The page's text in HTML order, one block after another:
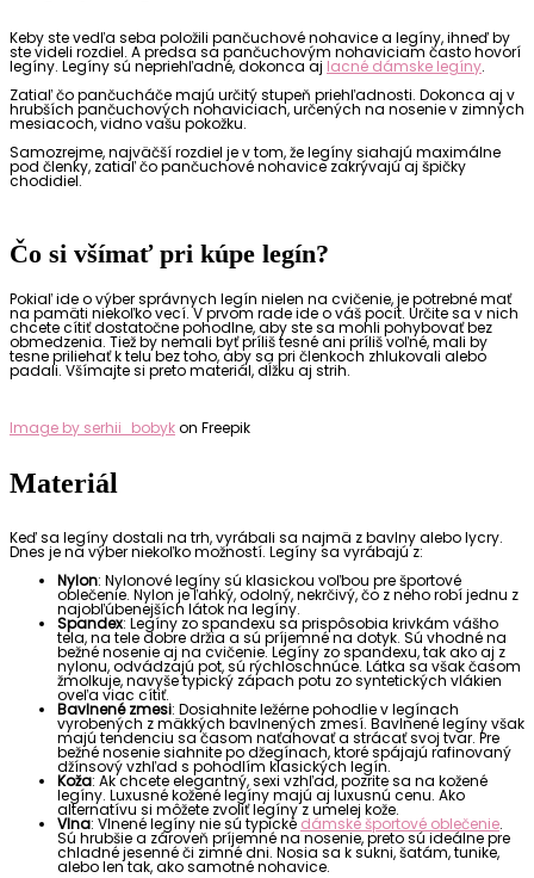
Keby ste vedľa seba položili pančuchové nohavice a legíny, ihneď by
ste videli rozdiel. A predsa sa pančuchovým nohaviciam často hovorí
legíny. Legíny sú nepriehľadné, dokonca aj lacné dámske legíny.
Zatiaľ čo pančucháče majú určitý stupeň priehľadnosti. Dokonca aj v
hrubších pančuchových nohaviciach, určených na nosenie v zimných
mesiacoch, vidno vašu pokožku.
Samozrejme, najväčší rozdiel je v tom, že legíny siahajú maximálne
pod členky, zatiaľ čo pančuchové nohavice zakrývajú aj špičky
chodidiel.
Čo si všímať pri kúpe legín?
Pokiaľ ide o výber správnych legín nielen na cvičenie, je potrebné mať
na pamäti niekoľko vecí. V prvom rade ide o váš pocit. Určite sa v nich
chcete cítiť dostatočne pohodlne, aby ste sa mohli pohybovať bez
obmedzenia. Tiež by nemali byť príliš tesné ani príliš voľné, mali by
tesne priliehať k telu bez toho, aby sa pri členkoch zhlukovali alebo
padali. Všímajte si preto materiál, dĺžku aj strih.
Image by serhii_bobykon Freepik
Materiál
Keď sa legíny dostali na trh, vyrábali sa najmä z bavlny alebo lycry.
Dnes je na výber niekoľko možností. Legíny sa vyrábajú z:
Nylon: Nylonové legíny sú klasickou voľbou pre športové
oblečenie. Nylon je ľahký, odolný, nekrčivý, čo z neho robí jednu z
najobľúbenejších látok na legíny.
Spandex: Legíny zo spandexu sa prispôsobia krivkám vášho
tela, na tele dobre držia a sú príjemné na dotyk. Sú vhodné na
bežné nosenie aj na cvičenie. Legíny zo spandexu, tak ako aj z
nylonu, odvádzajú pot, sú rýchloschnúce. Látka sa však časom
žmolkuje, navyše typický zápach potu zo syntetických vlákien
oveľa viac cítiť.
Bavlnené zmesi: Dosiahnite ležérne pohodlie v legínach
vyrobených z mäkkých bavlnených zmesí. Bavlnené legíny však
majú tendenciu sa časom naťahovať a strácať svoj tvar. Pre
bežné nosenie siahnite po džegínach, ktoré spájajú rafinovaný
džínsový vzhľad s pohodlím klasických legín.
Koža: Ak chcete elegantný, sexi vzhľad, pozrite sa na kožené
legíny. Luxusné kožené legíny majú aj luxusnú cenu. Ako
alternatívu si môžete zvoliť legíny z umelej kože.
Vlna: Vlnené legíny nie sú typické dámske športové oblečenie.
Sú hrubšie a zároveň príjemné na nosenie, preto sú ideálne pre
chladné jesenné či zimné dni. Nosia sa k sukni, šatám, tunike,
alebo len tak, ako samotné nohavice.